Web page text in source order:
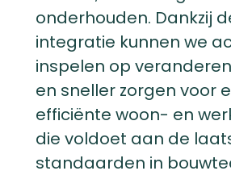
onderhouden. Dankzij
integratie kunnen we
inspelen op
en sneller zorgen voor
efficiënte woon- en
die voldoet aan de
standaarden in